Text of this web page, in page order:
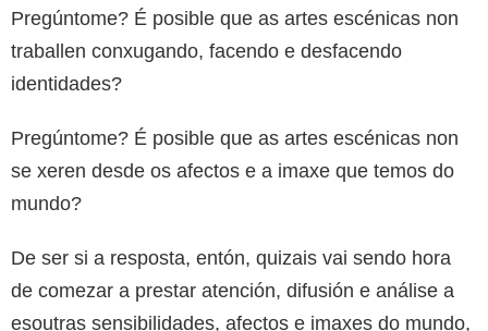
Pregúntome? É posible que as artes escénicas non
traballen conxugando, facendo e desfacendo
identidades?
Pregúntome? É posible que as artes escénicas non
se xeren desde os afectos e a imaxe que temos do
mundo?
De ser si a resposta, entón, quizais vai sendo hora
de comezar a prestar atención, difusión e análise a
esoutras sensibilidades, afectos e imaxes do mundo,